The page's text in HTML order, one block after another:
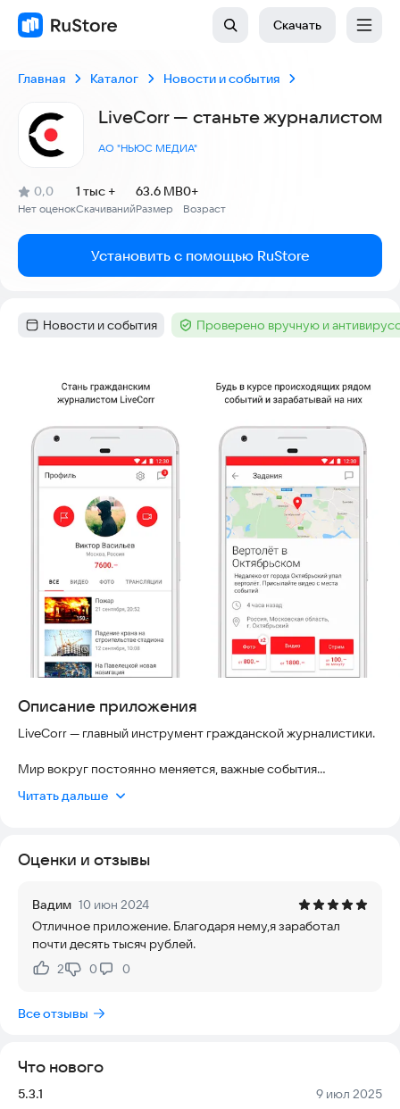
Скачать
Главная Каталог Новости и события
LiveCorr — станьте журналистом
АО "НЬЮС МЕДИА"
Рейтинг:
0,0
(
Нет оценок
)
Скачиваний
1 тыс +
Размер
63.6 MB
Возраст
0+
Установить с помощью RuStore
Категория :
Новости и события Тег :Проверено вручную и
Описание приложения
LiveCorr — главный инструмент гражданской журналистики.
Мир вокруг постоянно меняется, важные события
Видите что-то, о чем должны знать все?
— мы сделаем все для того, чтобы ваше сообщение не
И да, мы платим авторам за работу. Иногда очень много.
Установите LiveCorr и начните влиять на мир прямо сейчас!
Читать дальше
Оценки и отзывы
Вадим 10 июн 2024
Отличное приложение. Благодаря нему,я заработал
почти десять тысяч рублей.
Нравится:
2Не нравится:
0 0
Все отзывы
Что нового
Версия:
5.3.1 Дата:
9 июл 2025